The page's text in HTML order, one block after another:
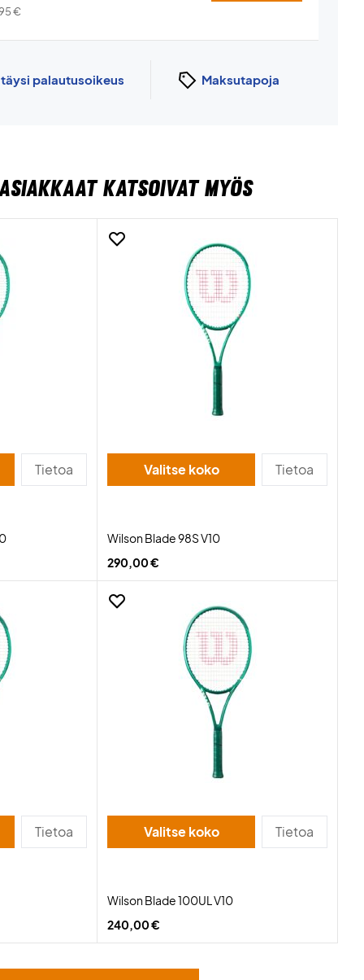
€
täysi palautusoikeus Maksutapoja
KATSOIVAT MYÖS
Tietoa Valitse koko Tietoa
Wilson Blade 98S V10
290,00 €
Tietoa Valitse koko Tietoa
Wilson Blade 100UL V10
240,00 €